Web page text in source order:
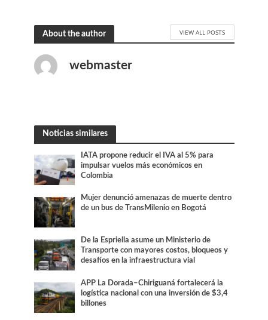
About the author VIEW ALL POSTS
webmaster
Noticias similares
IATA propone reducir el IVA al 5% para
impulsar vuelos más económicos en
Colombia
Mujer denunció amenazas de muerte dentro
de un bus de TransMilenio en Bogotá
De la Espriella asume un Ministerio de
Transporte con mayores costos, bloqueos y
desafíos en la infraestructura vial
APP La Dorada–Chiriguaná fortalecerá la
logística nacional con una inversión de $3,4
billones